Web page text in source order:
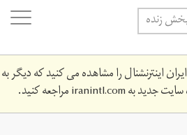
زنده
اینترنشنال را مشاهده می کنید که دیگر به
جدید بهiranintl.comمراجعه کنید.